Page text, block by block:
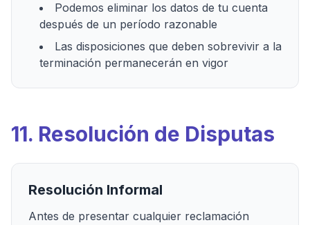
Podemos eliminar los datos de tu cuenta
después de un período razonable
Las disposiciones que deben sobrevivir a la
terminación permanecerán en vigor
11. Resolución de Disputas
Resolución Informal
Antes de presentar cualquier reclamación